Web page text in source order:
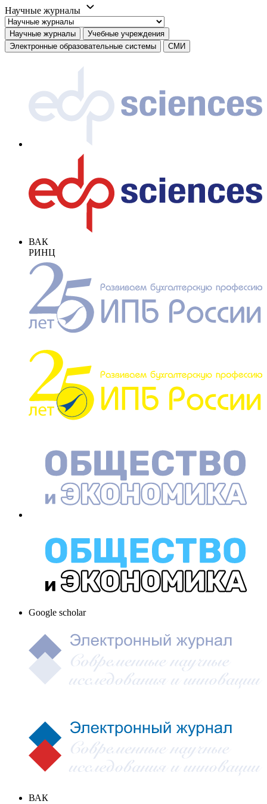
Научные журналы
Научные журналы
Учебные учреждения
Электронные образовательные системы
СМИ
ВАК
РИНЦ
Google scholar
ВАК